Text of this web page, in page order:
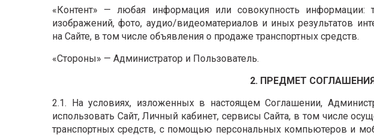
«Контент» — любая информация или совокупность информации:
изображений, фото, аудио/видеоматериалов и иных результатов
на Сайте, в том числе объявления о продаже транспортных средств.
«Стороны» — Администратор и Пользователь.
2. ПРЕДМЕТ
2.1. На условиях, изложенных в настоящем Соглашении,
использовать Сайт, Личный кабинет, сервисы Сайта, в том числе
транспортных средств, с помощью персональных компьютеров и